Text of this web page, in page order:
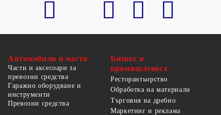
Автомобили и части
Части и аксесоари за
превозни средства
Гаражно оборудване и
инструменти
Превозни средства
Бизнес и
промишленост
Ресторантьорство
Обработка на материали
Търговия на дребно
Маркетинг и реклама